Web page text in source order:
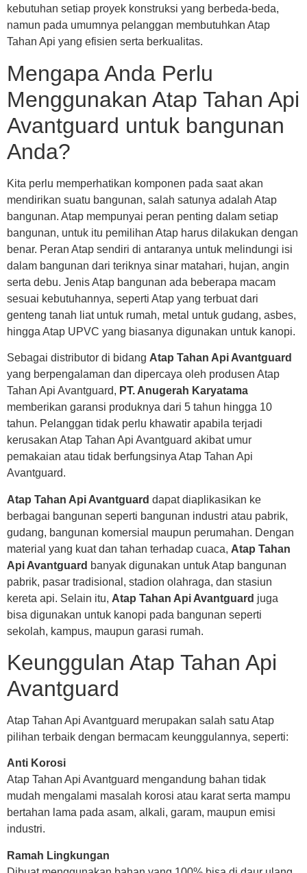
kebutuhan setiap proyek konstruksi yang berbeda-beda,
namun pada umumnya pelanggan membutuhkan Atap
Tahan Api yang efisien serta berkualitas.
Mengapa Anda Perlu
Menggunakan Atap Tahan Api
Avantguard untuk bangunan
Anda?
Kita perlu memperhatikan komponen pada saat akan
mendirikan suatu bangunan, salah satunya adalah Atap
bangunan. Atap mempunyai peran penting dalam setiap
bangunan, untuk itu pemilihan Atap harus dilakukan dengan
benar. Peran Atap sendiri di antaranya untuk melindungi isi
dalam bangunan dari teriknya sinar matahari, hujan, angin
serta debu. Jenis Atap bangunan ada beberapa macam
sesuai kebutuhannya, seperti Atap yang terbuat dari
genteng tanah liat untuk rumah, metal untuk gudang, asbes,
hingga Atap UPVC yang biasanya digunakan untuk kanopi.
Sebagai distributor di bidang Atap Tahan Api Avantguard
yang berpengalaman dan dipercaya oleh produsen Atap
Tahan Api Avantguard, PT. Anugerah Karyatama
memberikan garansi produknya dari 5 tahun hingga 10
tahun. Pelanggan tidak perlu khawatir apabila terjadi
kerusakan Atap Tahan Api Avantguard akibat umur
pemakaian atau tidak berfungsinya Atap Tahan Api
Avantguard.
Atap Tahan Api Avantguard dapat diaplikasikan ke
berbagai bangunan seperti bangunan industri atau pabrik,
gudang, bangunan komersial maupun perumahan. Dengan
material yang kuat dan tahan terhadap cuaca, Atap Tahan
Api Avantguard banyak digunakan untuk Atap bangunan
pabrik, pasar tradisional, stadion olahraga, dan stasiun
kereta api. Selain itu, Atap Tahan Api Avantguard juga
bisa digunakan untuk kanopi pada bangunan seperti
sekolah, kampus, maupun garasi rumah.
Keunggulan Atap Tahan Api
Avantguard
Atap Tahan Api Avantguard merupakan salah satu Atap
pilihan terbaik dengan bermacam keunggulannya, seperti:
Anti Korosi
Atap Tahan Api Avantguard mengandung bahan tidak
mudah mengalami masalah korosi atau karat serta mampu
bertahan lama pada asam, alkali, garam, maupun emisi
industri.
Ramah Lingkungan